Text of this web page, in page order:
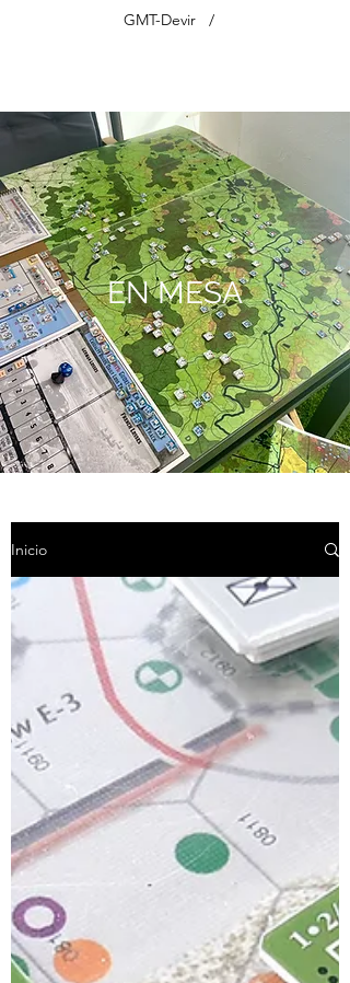
GMT-Devir /
EN MESA
Inicio